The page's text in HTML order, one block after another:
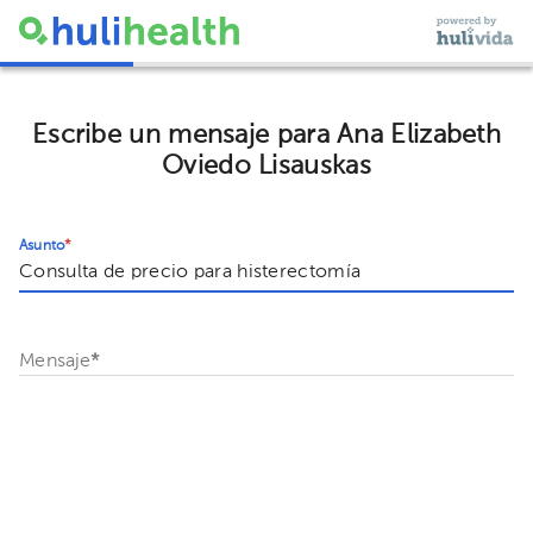
Escribe un mensaje para Ana Elizabeth
Oviedo Lisauskas
Asunto*
Mensaje*